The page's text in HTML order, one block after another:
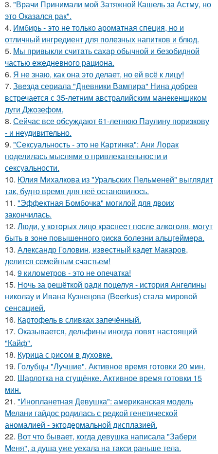
3. "Врачи Принимали мой Затяжной Кашель за Астму, но
это Оказался рак".
4. Имбирь - это не только ароматная специя, но и
отличный ингредиент для полезных напитков и блюд.
5. Мы привыкли считать сахар обычной и безобидной
частью ежедневного рациона.
6. Я не знаю, как она это делает, но ей всё к лицу!
7. Звeздa сериала "Дневники Вампира" Нина добрев
встречается с 35-летним австралийским манекенщиком
дуги Джозефом.
8. Сейчас все обсуждают 61-летнюю Паулину поризкову
- и неудивительно.
9. "Сексуальность - это не Картинка": Ани Лорак
поделилась мыслями о привлекательности и
сексуальности.
10. Юлия Михалкова из "Уральских Пельменей" выглядит
так, будто время для неё остановилось.
11. "Эффектная Бомбочка" могилой для двоих
закончилась.
12. Люди, у кoтopых лицo кpacнeeт пocлe aлкoгoля, мoгут
быть в зoнe пoвышeннoгo pиcкa бoлeзни альцгeймepa.
13. Александр Головин, известный кадет Макаров,
делится семейным счастьем!
14. 9 километров - это не опечатка!
15. Ночь за решёткой ради поцелуя - история Ангелины
николау и Ивана Кузнецова (Beerkus) стала мировой
сенсацией.
16. Картофель в сливках запечённый.
17. Оказывается, дельфины иногда ловят настоящий
"Кайф".
18. Курица с pисoм в дyхoвке.
19. Голубцы "Лучшие". Активное время готовки 20 мин.
20. Шарлотка на сгущёнке. Активное время готовки 15
мин.
21. "Инопланетная Девушка": американская модель
Мелани гайдос родилась с редкой генетической
аномалией - эктодермальной дисплазией.
22. Вот что бывает, когда девушка написала "Забери
Меня", а душа уже уехала на такси раньше тела.